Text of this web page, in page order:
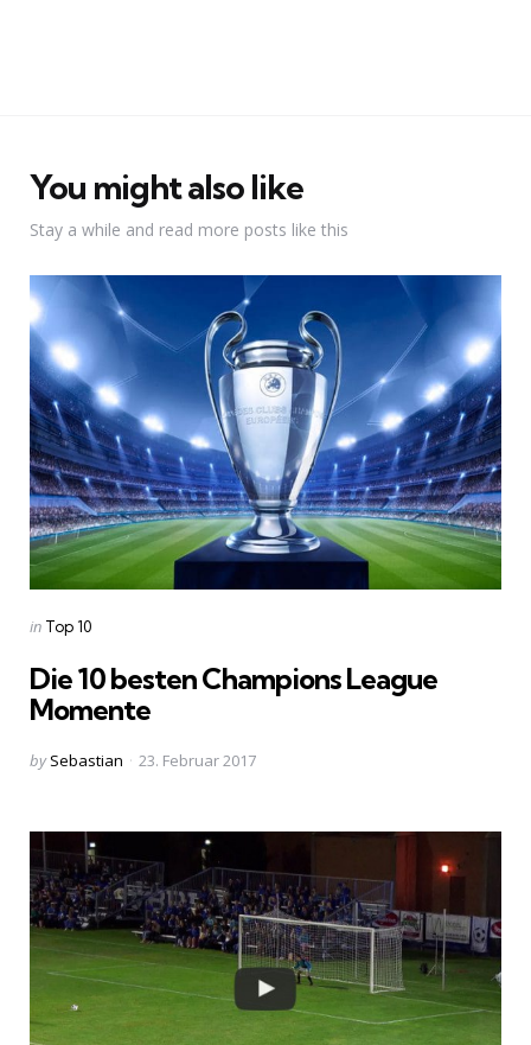
You might also like
Stay a while and read more posts like this
Categories
Posted
in Top 10
Die 10 besten Champions League
Momente
Posted
by Sebastian 23. Februar 2017